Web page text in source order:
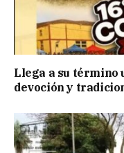
Llega a su término
devoción y